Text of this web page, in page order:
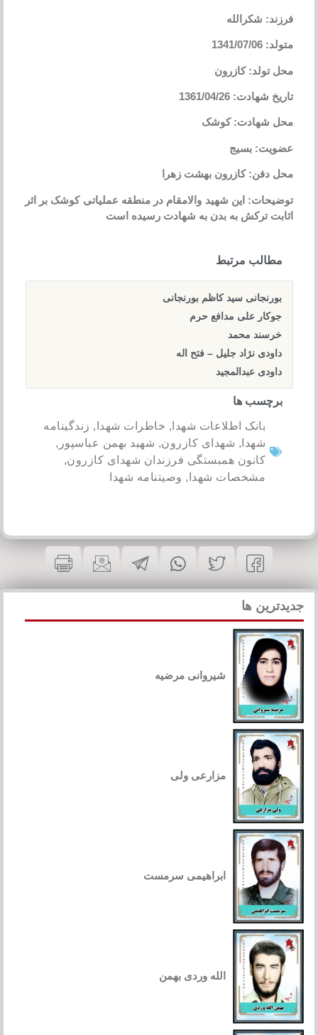
فرزند: شکرالله
متولد: 1341/07/06
محل تولد: کازرون
تاریخ شهادت: 1361/04/26
محل شهادت: کوشک
عضویت: بسیج
محل دفن: کازرون بهشت زهرا
توضیحات: این شهید والامقام در منطقه عملیاتی کوشک بر اثر
اثابت ترکش به بدن به شهادت رسیده است
مطالب مرتبط
بورنجانی سید کاظم بورنجانی
جوکار علی مدافع حرم
خرسند محمد
داودی نژاد جلیل – فتح اله
داودی عبدالمجید
برچسب ها
بانک اطلاعات شهدا , خاطرات شهدا , زندگینامه
شهدا , شهدای کازرون, شهید بهمن عباسپور ,
کانون همبستگی فرزندان شهدای کازرون,
مشخصات شهدا , وصیتنامه شهدا
جدیدترین ها
شیروانی مرضیه
مزارعی ولی
ابراهیمی سرمست
الله وردی بهمن